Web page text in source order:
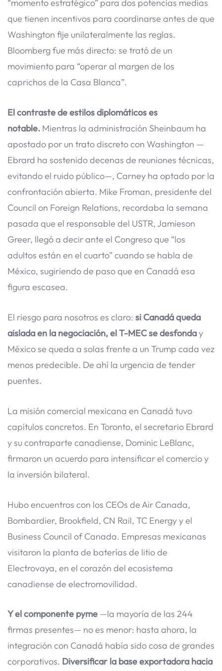
“momento estratégico” para dos potencias medias
que tienen incentivos para coordinarse antes de que
Washington fije unilateralmente las reglas.
Bloomberg fue más directo: se trató de un
movimiento para “operar al margen de los
caprichos de la Casa Blanca”.
El contraste de estilos diplomáticos es
notable. Mientras la administración Sheinbaum ha
apostado por un trato discreto con Washington —
Ebrard ha sostenido decenas de reuniones técnicas,
evitando el ruido público—, Carney ha optado por la
confrontación abierta. Mike Froman, presidente del
Council on Foreign Relations, recordaba la semana
pasada que el responsable del USTR, Jamieson
Greer, llegó a decir ante el Congreso que “los
adultos están en el cuarto” cuando se habla de
México, sugiriendo de paso que en Canadá esa
figura escasea.
El riesgo para nosotros es claro: si Canadá queda
aislada en la negociación, el T-MEC se desfonday
México se queda a solas frente a un Trump cada vez
menos predecible. De ahí la urgencia de tender
puentes.
La misión comercial mexicana en Canadá tuvo
capítulos concretos. En Toronto, el secretario Ebrard
y su contraparte canadiense, Dominic LeBlanc,
firmaron un acuerdo para intensificar el comercio y
la inversión bilateral.
Hubo encuentros con los CEOs de Air Canada,
Bombardier, Brookfield, CN Rail, TC Energy y el
Business Council of Canada. Empresas mexicanas
visitaron la planta de baterías de litio de
Electrovaya, en el corazón del ecosistema
canadiense de electromovilidad.
Y el componente pyme —la mayoría de las 244
firmas presentes— no es menor: hasta ahora, la
integración con Canadá había sido cosa de grandes
corporativos. Diversificar la base exportadora hacia